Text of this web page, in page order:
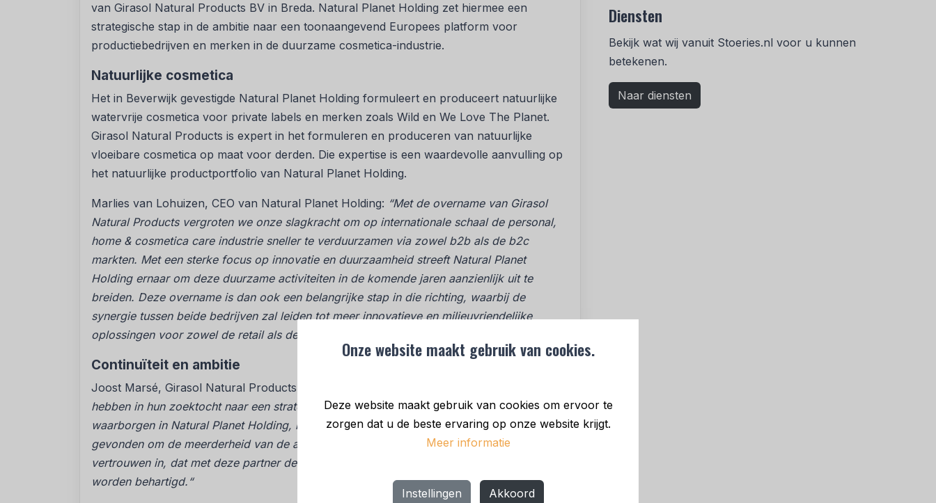
Onze website maakt gebruik van cookies.
Deze website maakt gebruik van cookies om ervoor te
zorgen dat u de beste ervaring op onze website krijgt.
Meer informatie
Instellingen Akkoord
van Girasol Natural Products BV in Breda. Natural Planet Holding zet hiermee een
strategische stap in de ambitie naar een toonaangevend Europees platform voor
productiebedrijven en merken in de duurzame cosmetica-industrie.
Natuurlijke cosmetica
Het in Beverwijk gevestigde Natural Planet Holding formuleert en produceert natuurlijke
watervrije cosmetica voor private labels en merken zoals Wild en We Love The Planet.
Girasol Natural Products is expert in het formuleren en produceren van natuurlijke
vloeibare cosmetica op maat voor derden. Die expertise is een waardevolle aanvulling op
het natuurlijke productportfolio van Natural Planet Holding.
Marlies van Lohuizen, CEO van Natural Planet Holding: “Met de overname van Girasol
Natural Products vergroten we onze slagkracht om op internationale schaal de personal,
home & cosmetica care industrie sneller te verduurzamen via zowel b2b als de b2c
markten. Met een sterke focus op innovatie en duurzaamheid streeft Natural Planet
Holding ernaar om deze duurzame activiteiten in de komende jaren aanzienlijk uit te
breiden. Deze overname is dan ook een belangrijke stap in die richting, waarbij de
synergie tussen beide bedrijven zal leiden tot meer innovatieve en milieuvriendelijke
oplossingen voor zowel de retail als de consumenten.”
Continuïteit en ambitie
Joost Marsé, Girasol Natural Products:
hebben in hun zoektocht naar een strategische partner om continuïteit en ambitie te
waarborgen in Natural Planet Holding, met Marlies van Lohuizen, een sterke partij
gevonden om de meerderheid van de aandelen aan over te dragen. We hebben er alle
vertrouwen in, dat met deze partner de belangen van klanten en medewerkers optimaal
worden behartigd.“
Diensten
Bekijk wat wij vanuit Stoeries.nl voor u kunnen
betekenen.
Naar diensten